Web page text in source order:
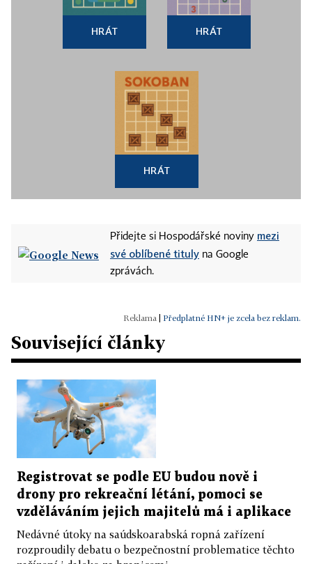
HRÁT HRÁT
HRÁT
Přidejte si Hospodářské noviny mezi
své oblíbené tituly na Google
zprávách.
Předplatné HN+ je zcela bez reklam.
Související články
Registrovat se podle EU budou nově i
drony pro rekreační létání, pomoci se
vzděláváním jejich majitelů má i aplikace
Nedávné útoky na saúdskoarabská ropná zařízení
rozproudily debatu o bezpečnostní problematice těchto